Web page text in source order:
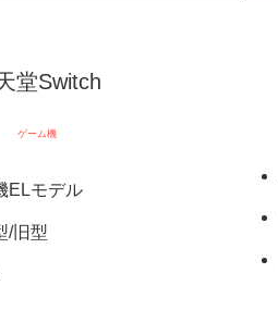
堂Switch
ゲーム機
ELモデル
/旧型